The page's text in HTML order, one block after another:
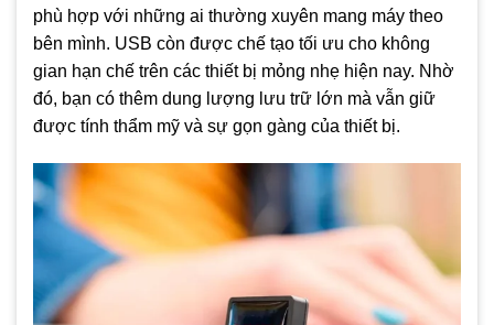
phù hợp với những ai thường xuyên mang máy theo
bên mình. USB còn được chế tạo tối ưu cho không
gian hạn chế trên các thiết bị mỏng nhẹ hiện nay. Nhờ
đó, bạn có thêm dung lượng lưu trữ lớn mà vẫn giữ
được tính thẩm mỹ và sự gọn gàng của thiết bị.